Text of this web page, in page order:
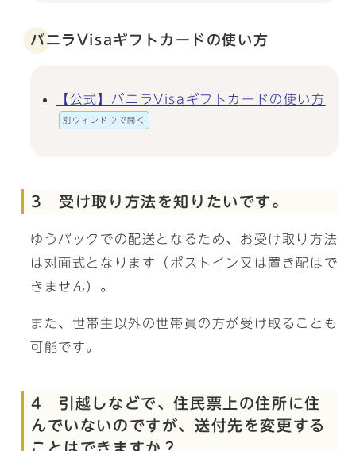
バニラVisaギフトカードの使い方
【公式】バニラVisaギフトカードの使い方
別ウィンドウで開く
3 受け取り方法を知りたいです。
ゆうパックでの配送となるため、お受け取り方法
は対面式となります（ポストイン又は置き配はで
きません）。
また、世帯主以外の世帯員の方が受け取ることも
可能です。
4 引越しなどで、住民票上の住所に住
んでいないのですが、送付先を変更する
ことはできますか？